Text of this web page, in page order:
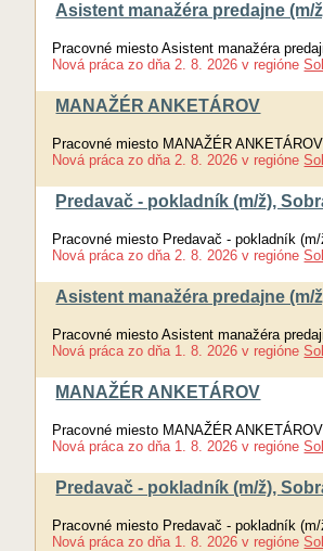
Asistent manažéra predajne (m/
Pracovné miesto Asistent manažéra
Nová práca zo dňa 2. 8. 2026 v regióne
MANAŽÉR ANKETÁROV
Pracovné miesto MANAŽÉR ANKETÁROV
Nová práca zo dňa 2. 8. 2026 v regióne
Predavač - pokladník (m/ž),
Pracovné miesto Predavač - pokladník
Nová práca zo dňa 2. 8. 2026 v regióne
Asistent manažéra predajne (m/
Pracovné miesto Asistent manažéra
Nová práca zo dňa 1. 8. 2026 v regióne
MANAŽÉR ANKETÁROV
Pracovné miesto MANAŽÉR ANKETÁROV
Nová práca zo dňa 1. 8. 2026 v regióne
Predavač - pokladník (m/ž),
Pracovné miesto Predavač - pokladník
Nová práca zo dňa 1. 8. 2026 v regióne